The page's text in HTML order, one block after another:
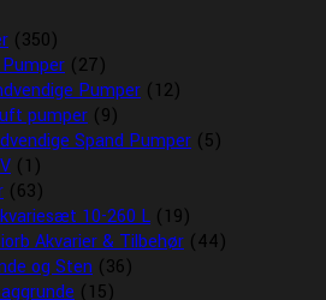
(350)
(27)
Pumper (12)
pumper (9)
Spand Pumper (5)
(1)
(63)
10-260 L (19)
Akvarier & Tilbehør (44)
og Sten (36)
(15)